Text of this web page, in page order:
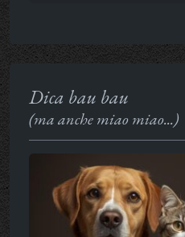
Dica bau bau
(ma anche miao miao...)